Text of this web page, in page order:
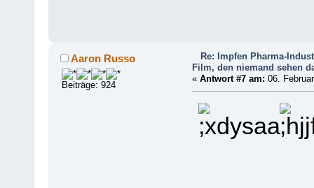
Aaron Russo
Beiträge: 924
Re: Impfen Pharma-
Film, den niemand sehen
« Antwort #7 am: 06.